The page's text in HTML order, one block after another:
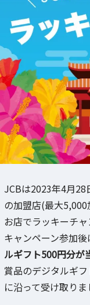
JCBは2023年4月
の加盟店(最大
お店でラッキーチャ
キャンペーン参加
ルギフト500円分が
賞品のデジタルギ
に沿って受け取りま